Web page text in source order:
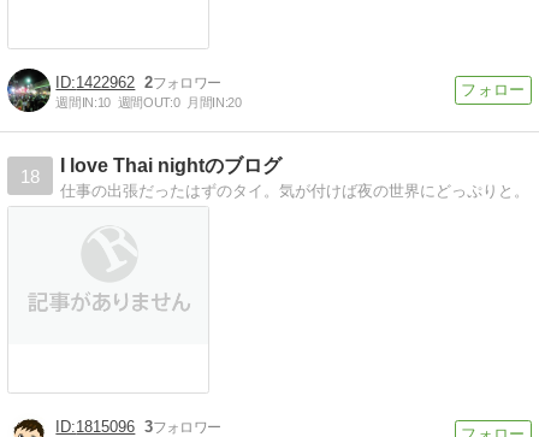
1422962 2
週間IN:10 週間OUT:0 月間IN:20
18
I love Thai nightのブログ
仕事の出張だったはずのタイ。気が付けば夜の世界にどっぷりと。
1815096 3